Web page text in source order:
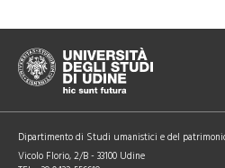
Dipartimento di Studi umanistici e del
Vicolo Florio, 2/B - 33100 Udine